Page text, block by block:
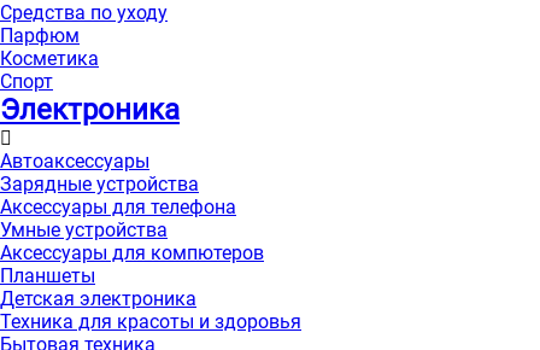
Средства по уходу
Парфюм
Косметика
Спорт
Электроника
Автоаксессуары
Зарядные устройства
Аксессуары для телефона
Умные устройства
Аксессуары для компютеров
Планшеты
Детская электроника
Техника для красоты и здоровья
Бытовая техника